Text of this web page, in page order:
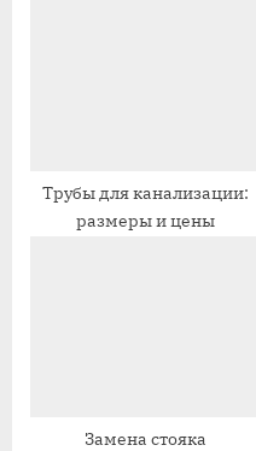
а
а
п
Трубы для канализации:
размеры и цены
Замена стояка